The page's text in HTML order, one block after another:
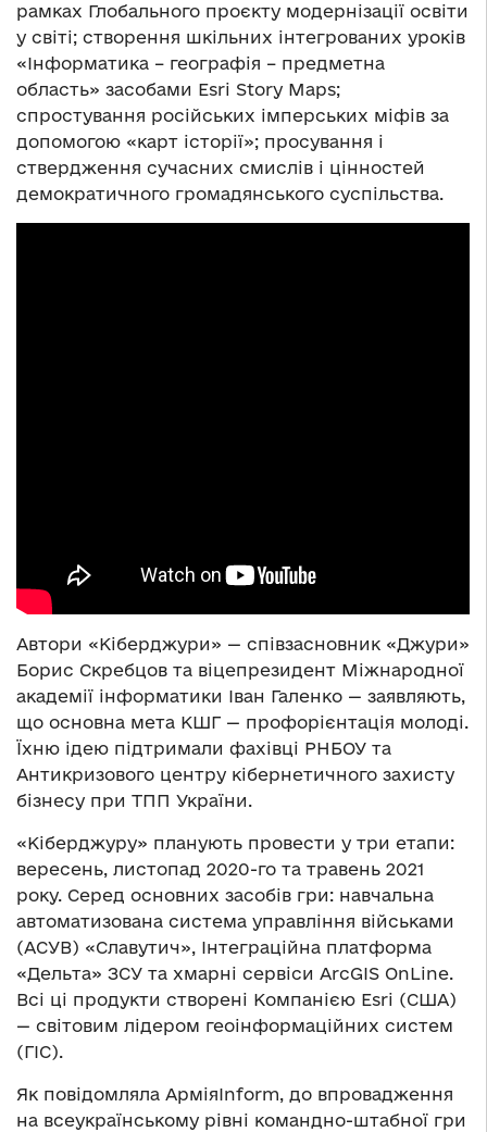
рамках Глобального проєкту модернізації освіти
у світі; створення шкільних інтегрованих уроків
«Інформатика – географія – предметна
область» засобами Esri Story Maps;
спростування російських імперських міфів за
допомогою «карт історії»; просування і
ствердження сучасних смислів і цінностей
демократичного громадянського суспільства.
Автори «Кіберджури» — співзасновник «Джури»
Борис Скребцов та віцепрезидент Міжнародної
академії інформатики Іван Галенко — заявляють,
що основна мета КШГ — профорієнтація молоді.
Їхню ідею підтримали фахівці РНБОУ та
Антикризового центру кібернетичного захисту
бізнесу при ТПП України.
«Кіберджуру» планують провести у три етапи:
вересень, листопад 2020-го та травень 2021
року. Серед основних засобів гри: навчальна
автоматизована система управління військами
(АСУВ) «Славутич», Інтеграційна платформа
«Дельта» ЗСУ та хмарні сервіси ArcGIS OnLine.
Всі ці продукти створені Компанією Esri (США)
— світовим лідером геоінформаційних систем
(ГІС).
Як повідомляла АрміяІnform, до впровадження
на всеукраїнському рівні командно-штабної гри